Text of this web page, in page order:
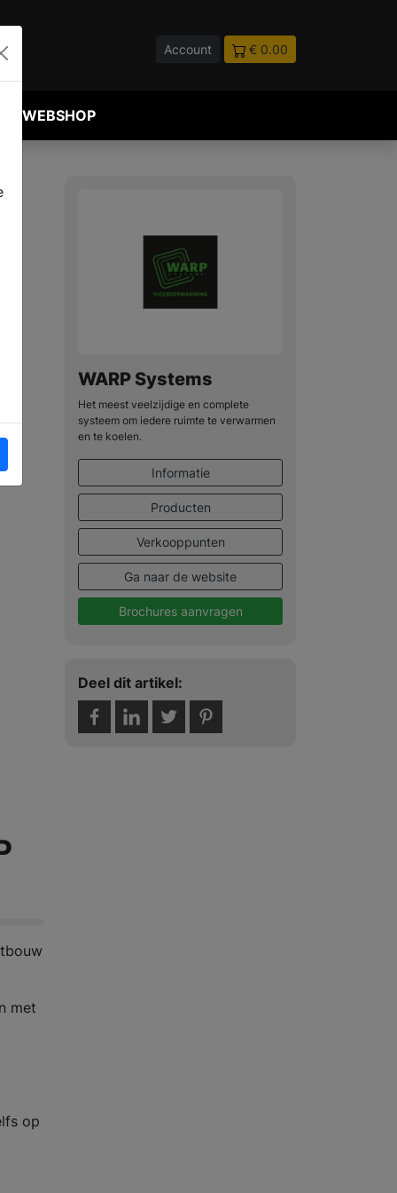
Account € 0.00
WEBSHOP
met
op
WARP Systems
Het meest veelzijdige en complete
systeem om iedere ruimte te verwarmen
en te koelen.
Informatie
Producten
Verkooppunten
Ga naar de website
Brochures aanvragen
Deel dit artikel: